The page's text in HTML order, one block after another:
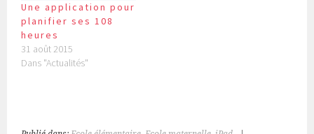
Une application pour
planifier ses 108
heures
31 août 2015
Dans "Actualités"